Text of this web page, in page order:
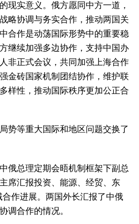
现实意义。俄方愿同中方一道，
略协调与务实合作，推动两国关
合作是动荡国际形势中的重要稳
继续加强多边协作，支持中国办
非正式会议，共同加强上海合作
金砖国家机制团结协作，维护联
样性，推动国际秩序更加公正合
势等重大国际和地区问题交换了
俄总理定期会晤机制框架下副总
席汇报投资、能源、经贸、东
作进展。两国外长汇报了中俄
调合作的情况。